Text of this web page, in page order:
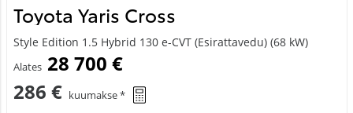
Toyota Yaris Cross
Style Edition 1.5 Hybrid 130 e-CVT (Esirattavedu) (68 kW)
Alates 28 700 €
286 € kuumakse *